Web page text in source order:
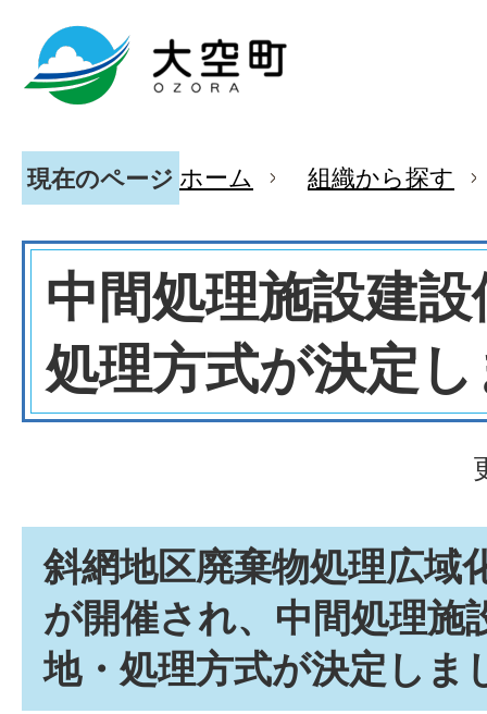
現在のページ ホーム 組織から探す
中間処理施設建
処理方式が決定
斜網地区廃棄物処理広域
が開催され、中間処理施
地・処理方式が決定しま